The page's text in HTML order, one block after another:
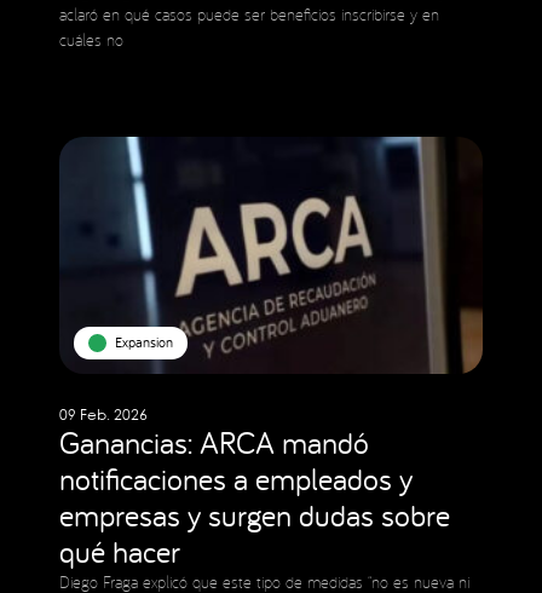
aclaró en qué casos puede ser beneficios inscribirse y en
cuáles no
Expansion
09 Feb. 2026
Ganancias: ARCA mandó
notificaciones a empleados y
empresas y surgen dudas sobre
qué hacer
Diego Fraga explicó que este tipo de medidas “no es nueva ni